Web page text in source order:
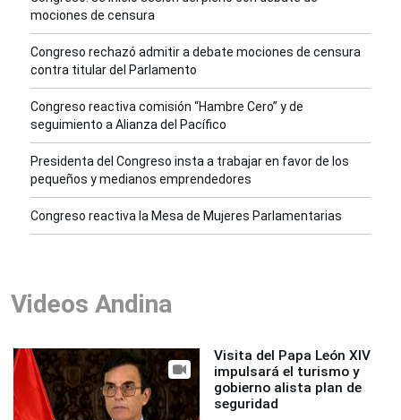
mociones de censura
Congreso rechazó admitir a debate mociones de censura
contra titular del Parlamento
Congreso reactiva comisión “Hambre Cero” y de
seguimiento a Alianza del Pacífico
Presidenta del Congreso insta a trabajar en favor de los
pequeños y medianos emprendedores
Congreso reactiva la Mesa de Mujeres Parlamentarias
Videos Andina
Visita del Papa León XIV
impulsará el turismo y
gobierno alista plan de
seguridad